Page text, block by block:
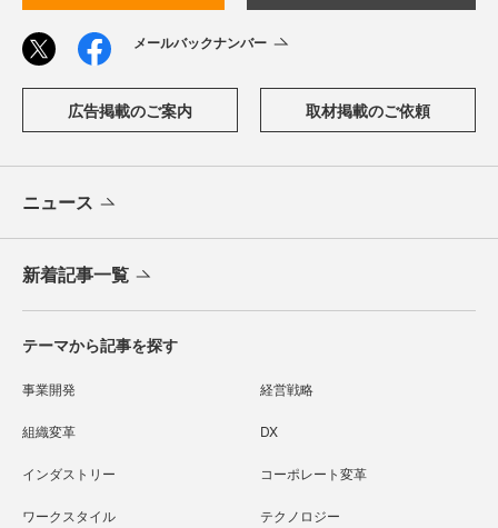
メールバックナンバー
広告掲載のご案内 取材掲載のご依頼
ニュース
新着記事一覧
テーマから記事を探す
事業開発 経営戦略
組織変革 DX
インダストリー コーポレート変革
ワークスタイル テクノロジー